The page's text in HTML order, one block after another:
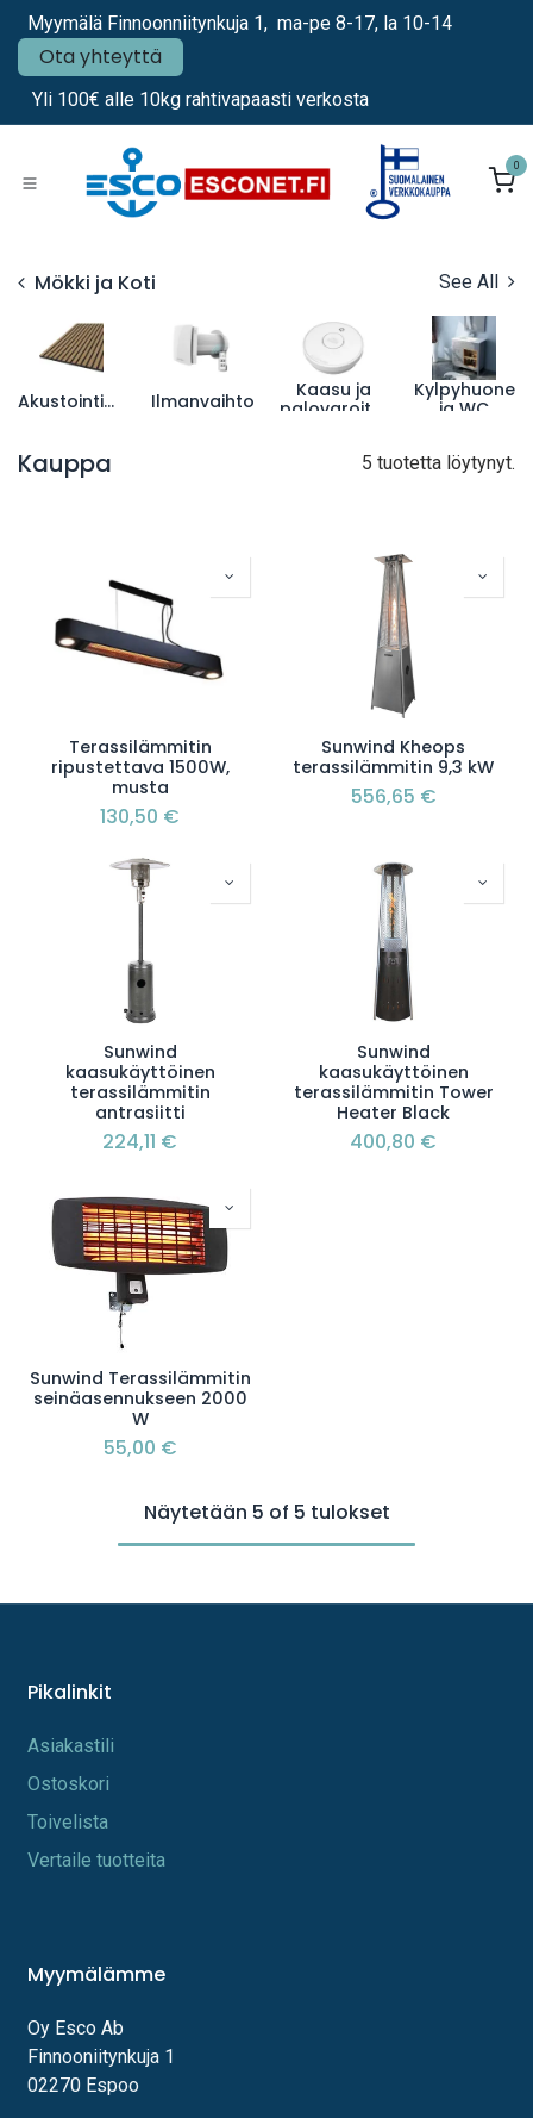
Siirry sisältöön
Myymälä Finnoonniitynkuja 1, ma-pe 8-17, la 10-14
Ota yhteyttä
Yli 100€ alle 10kg rahtivapaasti verkosta
0
Mökki ja Koti See All
Akustointipaneelit Ilmanvaihto
Kaasu ja
Kylpyhuone
ja WC
Kauppa 5 tuotetta löytynyt.
Terassilämmitin
ripustettava 1500W,
musta
130,50 €
Sunwind Kheops
terassilämmitin 9,3 kW
556,65 €
Sunwind
kaasukäyttöinen
terassilämmitin
antrasiitti
224,11 €
Sunwind
kaasukäyttöinen
terassilämmitin Tower
Heater Black
400,80 €
Sunwind Terassilämmitin
seinäasennukseen 2000
W
55,00 €
Näytetään 5 of 5 tulokset
Pikalinkit
A​s​iakastili
Os​toskori
Toi​velista
Vertaile tuotteita
Myymälämme
Oy Esco Ab
Finnooniitynkuja 1
02270 Espoo